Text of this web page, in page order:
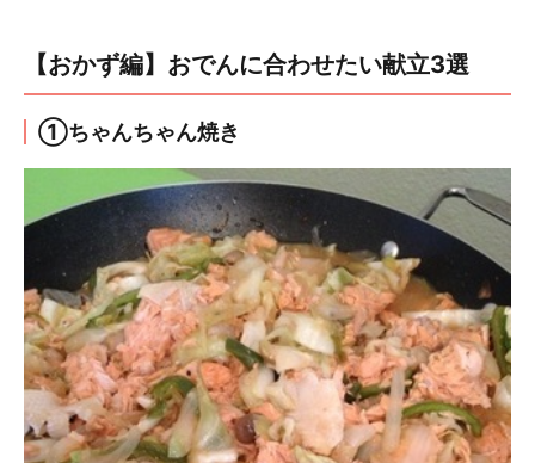
【おかず編】おでんに合わせたい献立3選
①ちゃんちゃん焼き